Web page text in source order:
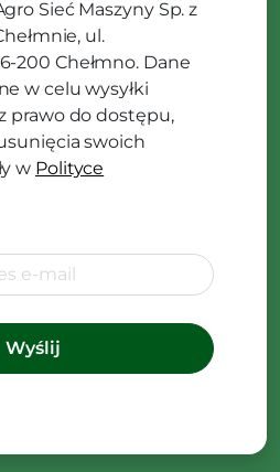
Sieć Maszyny Sp. z
ul.
200 Chełmno. Dane
w celu wysyłki
prawo do dostępu,
swoich
w Polityce